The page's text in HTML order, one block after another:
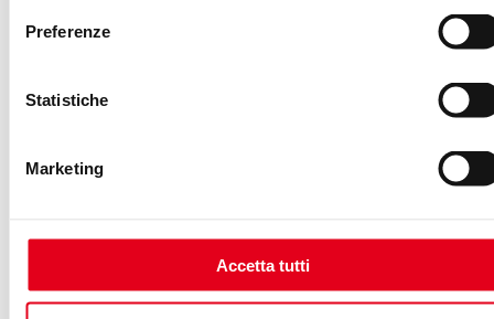
Preferenze
Statistiche
Marketing
Accetta tutti
rispondano a queste domande complesse da ogni